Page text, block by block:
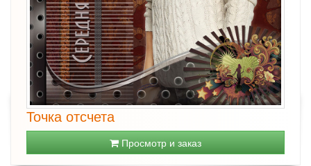
Точка отсчета
Просмотр и заказ